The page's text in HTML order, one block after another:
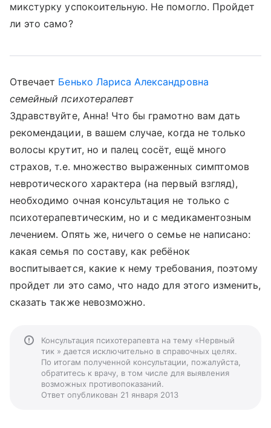
микстурку успокоительную. Не помогло. Пройдет
ли это само?
Отвечает Бенько Лариса Александровна
семейный психотерапевт
Здравствуйте, Анна! Что бы грамотно вам дать
рекомендации, в вашем случае, когда не только
волосы крутит, но и палец сосёт, ещё много
страхов, т.е. множество выраженных симптомов
невротического характера (на первый взгляд),
необходимо очная консультация не только с
психотерапевтическим, но и с медикаментозным
лечением. Опять же, ничего о семье не написано:
какая семья по составу, как ребёнок
воспитывается, какие к нему требования, поэтому
пройдет ли это само, что надо для этого изменить,
сказать также невозможно.
Консультация психотерапевта на тему «Нервный
тик » дается исключительно в справочных целях.
По итогам полученной консультации, пожалуйста,
обратитесь к врачу, в том числе для выявления
возможных противопоказаний.
Ответ опубликован 21 января 2013